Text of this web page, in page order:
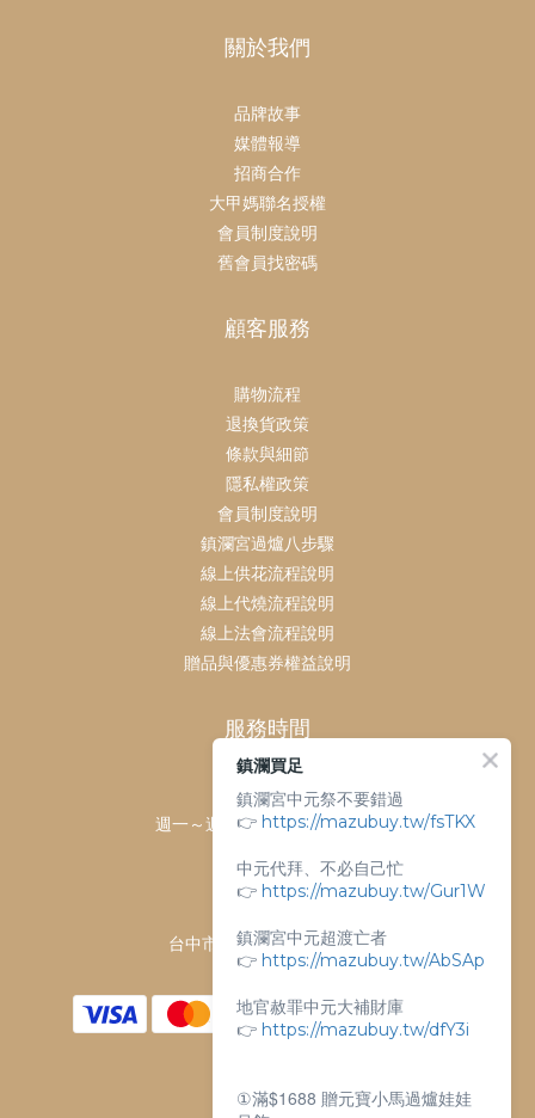
關於我們
品牌故事
媒體報導
招商合作
大甲媽聯名授權
會員制度說明
舊會員找密碼
顧客服務
購物流程
退換貨政策
條款與細節
隱私權政策
會員制度說明
鎮瀾宮過爐八步驟
線上供花流程說明
線上代燒流程說明
線上法會流程說明
贈品與優惠券權益說明
服務時間
客服時間：
週一～週日 上午9點～下午6點
04-26763688
台中市大甲區順天路238號
鎮瀾買足
鎮瀾宮中元祭不要錯過
👉 https://mazubuy.tw/fsTKX
中元代拜、不必自己忙
👉 https://mazubuy.tw/Gur1W
鎮瀾宮中元超渡亡者
👉 https://mazubuy.tw/AbSAp
地官赦罪中元大補財庫
👉 https://mazubuy.tw/dfY3i
①滿$1688 贈元寶小馬過爐娃娃